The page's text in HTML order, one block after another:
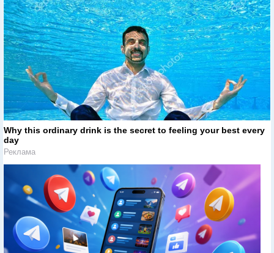
Why this ordinary drink is the secret to feeling your best every
day
Реклама